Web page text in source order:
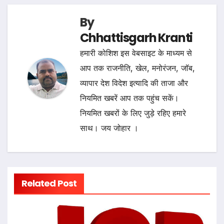
By
Chhattisgarh Kranti
हमारी कोशिश इस वेबसाइट के माध्यम से
आप तक राजनीति, खेल, मनोरंजन, जॉब,
व्यापार देश विदेश इत्यादि की ताजा और
नियमित खबरें आप तक पहुंच सकें।
नियमित खबरों के लिए जुड़े रहिए हमारे
साथ। जय जोहार ।
Related Post